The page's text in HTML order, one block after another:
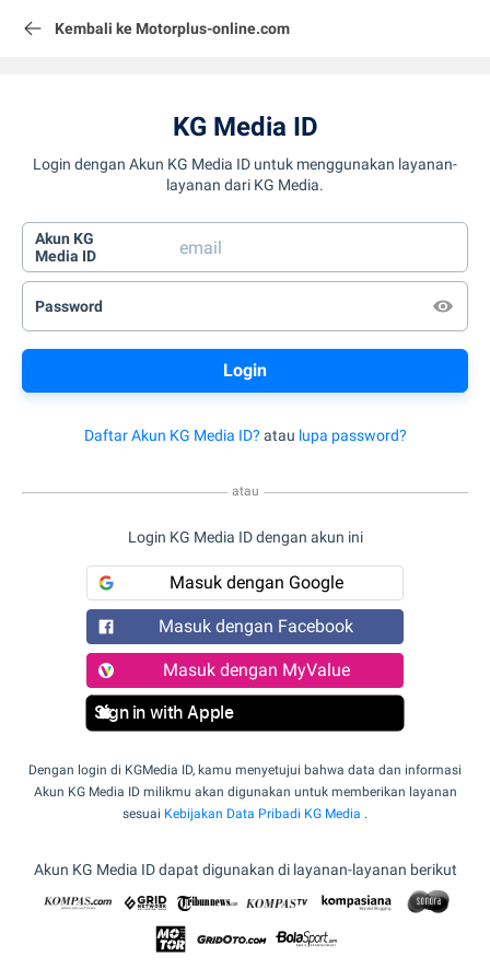
Kembali ke Motorplus-online.com
KG Media ID
Login dengan Akun KG Media ID untuk menggunakan layanan-
layanan dari KG Media.
Akun KG
Media ID
Password
Daftar Akun KG Media ID? atau lupa password?
atau
Login KG Media ID dengan akun ini
Masuk dengan Google
Masuk dengan Facebook
Masuk dengan MyValue
Sign in with Apple
Dengan login di KGMedia ID, kamu menyetujui bahwa data dan informasi
Akun KG Media ID milikmu akan digunakan untuk memberikan layanan
sesuai Kebijakan Data Pribadi KG Media .
Akun KG Media ID dapat digunakan di layanan-layanan berikut